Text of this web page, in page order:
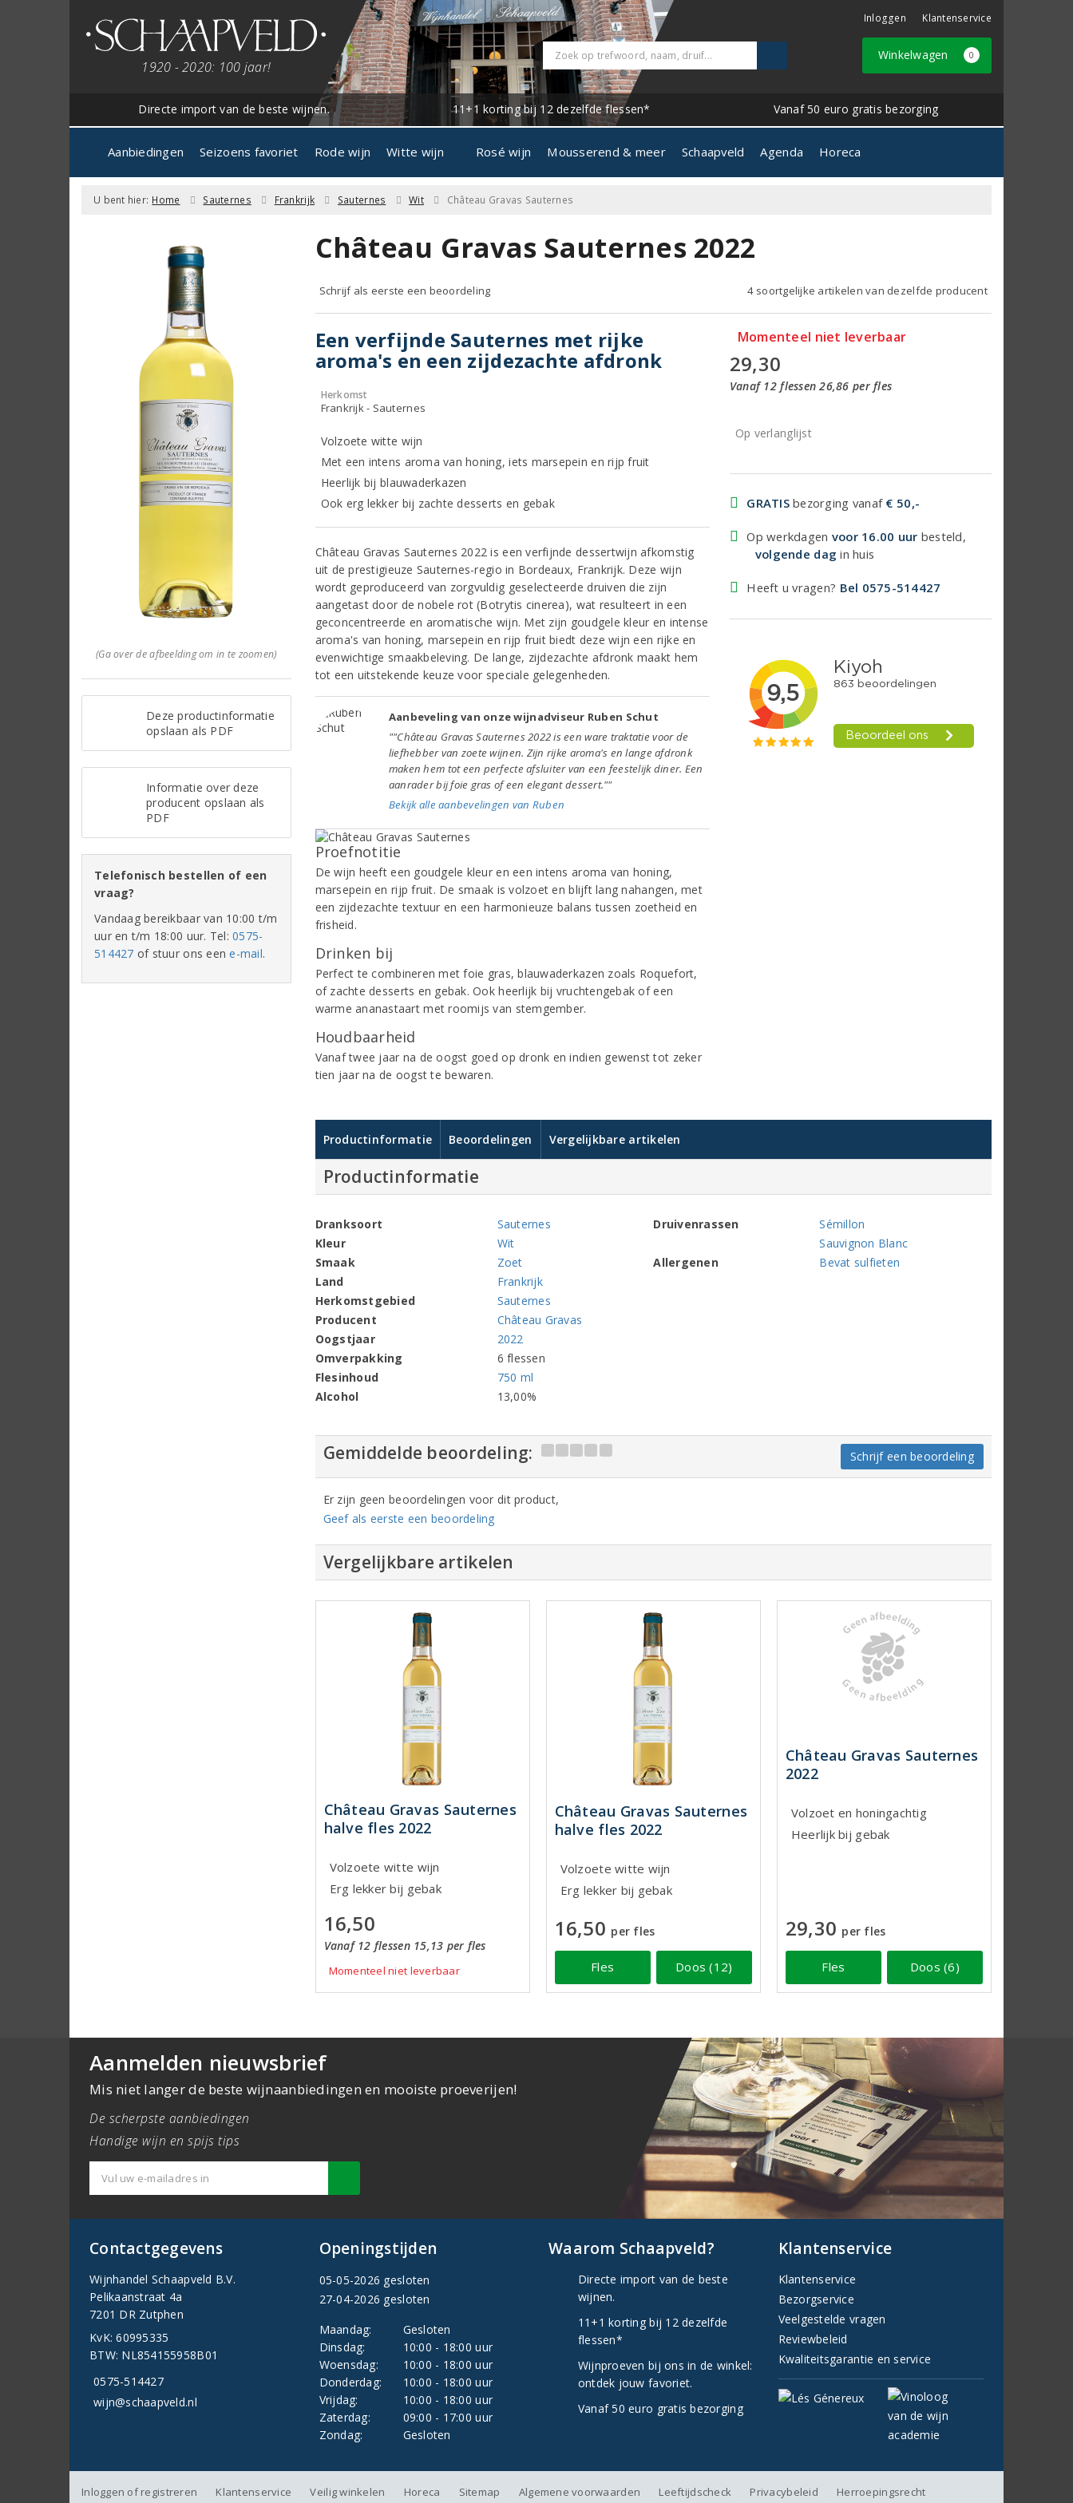
1920 - 2020: 100 jaar!
Inloggen Klantenservice
Winkelwagen 0
Directe import van de beste wijnen. 11+1 korting bij 12 dezelfde flessen* Vanaf 50 euro gratis bezorging
Aanbiedingen Seizoens favoriet Rode wijn Witte wijn Rosé wijn Mousserend & meer Schaapveld Agenda Horeca
U bent hier: Home Sauternes Frankrijk Sauternes Wit Château Gravas Sauternes
(Ga over de afbeelding om in te zoomen)
Deze productinformatie
opslaan als PDF
Informatie over deze
producent opslaan als
PDF
Telefonisch bestellen of een
vraag?
Vandaag bereikbaar van 10:00 t/m
uur en t/m 18:00 uur. Tel:0575-
514427 of stuur ons eene-mail.
Château Gravas Sauternes 2022
Schrijf als eerste een beoordeling 4 soortgelijke artikelen van dezelfde producent
Een verfijnde Sauternes met rijke
aroma's en een zijdezachte afdronk
Herkomst
Frankrijk - Sauternes
Volzoete witte wijn
Met een intens aroma van honing, iets marsepein en rijp fruit
Heerlijk bij blauwaderkazen
Ook erg lekker bij zachte desserts en gebak
Château Gravas Sauternes 2022 is een verfijnde dessertwijn afkomstig
uit de prestigieuze Sauternes-regio in Bordeaux, Frankrijk. Deze wijn
wordt geproduceerd van zorgvuldig geselecteerde druiven die zijn
aangetast door de nobele rot (Botrytis cinerea), wat resulteert in een
geconcentreerde en aromatische wijn. Met zijn goudgele kleur en intense
aroma's van honing, marsepein en rijp fruit biedt deze wijn een rijke en
evenwichtige smaakbeleving. De lange, zijdezachte afdronk maakt hem
tot een uitstekende keuze voor speciale gelegenheden.
Aanbeveling van onze wijnadviseur Ruben Schut
""Château Gravas Sauternes 2022 is een ware traktatie voor de
liefhebber van zoete wijnen. Zijn rijke aroma's en lange afdronk
maken hem tot een perfecte afsluiter van een feestelijk diner. Een
aanrader bij foie gras of een elegant dessert.""
Bekijk alle aanbevelingen van Ruben
Proefnotitie
De wijn heeft een goudgele kleur en een intens aroma van honing,
marsepein en rijp fruit. De smaak is volzoet en blijft lang nahangen, met
een zijdezachte textuur en een harmonieuze balans tussen zoetheid en
frisheid.
Drinken bij
Perfect te combineren met foie gras, blauwaderkazen zoals Roquefort,
of zachte desserts en gebak. Ook heerlijk bij vruchtengebak of een
warme ananastaart met roomijs van stemgember.
Houdbaarheid
Vanaf twee jaar na de oogst goed op dronk en indien gewenst tot zeker
tien jaar na de oogst te bewaren.
Momenteel niet leverbaar
29,30
Vanaf 12 flessen 26,86 per fles
Op verlanglijst
GRATISbezorging vanaf € 50,-
Op werkdagen voor 16.00 uur besteld,
volgende dag in huis
Heeft u vragen? Bel 0575-514427
Productinformatie Beoordelingen Vergelijkbare artikelen
Productinformatie
Dranksoort
Sauternes
Kleur
Wit
Smaak
Zoet
Land
Frankrijk
Herkomstgebied
Sauternes
Producent
Château Gravas
Oogstjaar
2022
Omverpakking
6 flessen
Flesinhoud
750 ml
Alcohol
13,00%
Druivenrassen
Sémillon
Sauvignon Blanc
Allergenen
Bevat sulfieten
Gemiddelde beoordeling: Schrijf een beoordeling
Er zijn geen beoordelingen voor dit product,
Geef als eerste een beoordeling
Vergelijkbare artikelen
Château Gravas Sauternes
halve fles 2022
Volzoete witte wijn
Erg lekker bij gebak
16,50
Vanaf 12 flessen 15,13 per fles
Momenteel niet leverbaar
Château Gravas Sauternes
halve fles 2022
Volzoete witte wijn
Erg lekker bij gebak
16,50 per fles
Fles Doos (12)
Château Gravas Sauternes
2022
Volzoet en honingachtig
Heerlijk bij gebak
29,30 per fles
Fles Doos (6)
Aanmelden nieuwsbrief
Mis niet langer de beste wijnaanbiedingen en mooiste proeverijen!
De scherpste aanbiedingen
Handige wijn en spijs tips
Contactgegevens
Wijnhandel Schaapveld B.V.
Pelikaanstraat 4a
7201 DR Zutphen
KvK: 60995335
BTW: NL854155958B01
0575-514427
wijn@schaapveld.nl
Openingstijden
05-05-2026 gesloten
27-04-2026 gesloten
Maandag:
Gesloten
Dinsdag:
10:00 - 18:00 uur
Woensdag:
10:00 - 18:00 uur
Donderdag:
10:00 - 18:00 uur
Vrijdag:
10:00 - 18:00 uur
Zaterdag:
09:00 - 17:00 uur
Zondag:
Gesloten
Waarom Schaapveld?
Directe import van de beste
wijnen.
11+1 korting bij 12 dezelfde
flessen*
Wijnproeven bij ons in de winkel:
ontdek jouw favoriet.
Vanaf 50 euro gratis bezorging
Klantenservice
Klantenservice
Bezorgservice
Veelgestelde vragen
Reviewbeleid
Kwaliteitsgarantie en service
Inloggen of registreren Klantenservice Veilig winkelen Horeca Sitemap Algemene voorwaarden Leeftijdscheck Privacybeleid Herroepingsrecht